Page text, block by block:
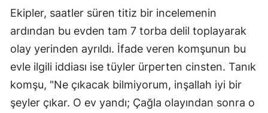
Karaman
Kırıkkale
Batman
Ekipler, saatler süren titiz bir incelemenin
ardından bu evden tam 7 torba delil toplayarak
olay yerinden ayrıldı. İfade veren komşunun bu
evle ilgili iddiası ise tüyler ürperten cinsten. Tanık
komşu, "Ne çıkacak bilmiyorum, inşallah iyi bir
şeyler çıkar. O ev yandı; Çağla olayından sonra o